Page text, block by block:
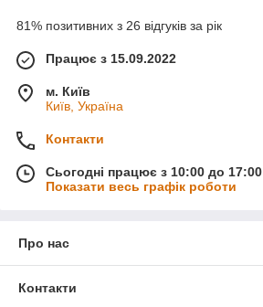
81% позитивних з 26 відгуків за рік
Працює з 15.09.2022
м. Київ
Київ, Україна
Контакти
Сьогодні працює з 10:00 до 17:00
Показати весь графік роботи
Про нас
Контакти